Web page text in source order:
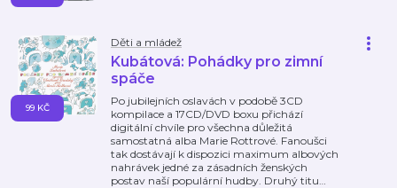
Děti a mládež
Kubátová: Pohádky pro zimní
spáče
Po jubilejních oslavách v podobě 3CD
kompilace a 17CD/DVD boxu přichází
digitální chvíle pro všechna důležitá
samostatná alba Marie Rottrové. Fanoušci
tak dostávají k dispozici maximum albových
nahrávek jedné za zásadních ženských
postav naší populární hudby. Druhý titu…
99 KČ